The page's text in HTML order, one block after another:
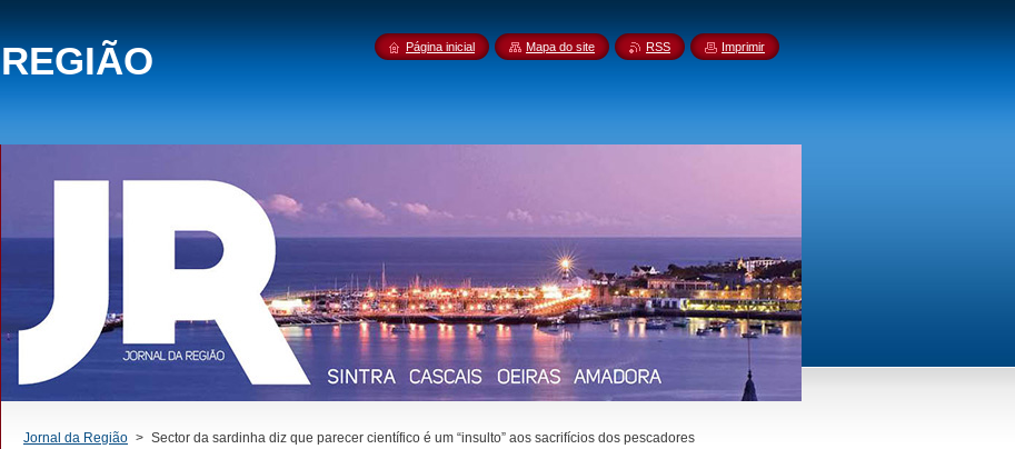
Jornal da Região > Sector da sardinha diz que parecer científico é um “insulto” aos sacrifícios dos pescadores
Página inicial Mapa do site RSS Imprimir